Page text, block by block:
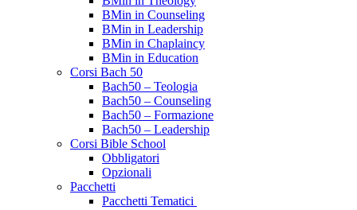
BMin in Counseling
BMin in Leadership
BMin in Chaplaincy
BMin in Education
Corsi Bach 50
Bach50 – Teologia
Bach50 – Counseling
Bach50 – Formazione
Bach50 – Leadership
Corsi Bible School
Obbligatori
Opzionali
Pacchetti
Pacchetti Tematici